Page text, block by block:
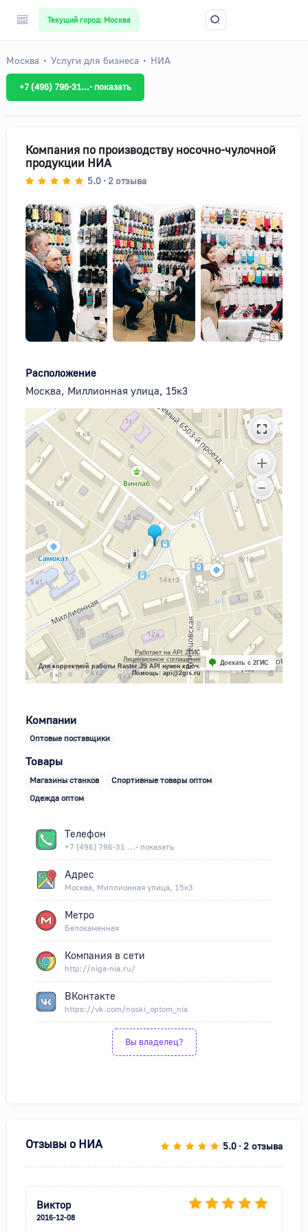
Текущий город: Москва
Москва Услуги для бизнеса НИА
+7 (496) 796-31...- показать
Компания по производству носочно-чулочной
продукции НИА
5.0 • 2отзыва
Расположение
Москва, Миллионная улица, 15к3
Работает на API 2ГИС
Лицензионное соглашение
Для корректной работы Raster JS API нужен ключ.
Помощь: api@2gis.ru
Доехать с 2ГИС
Компании
Оптовые поставщики
Товары
Магазины станков
Спортивные товары оптом
Одежда оптом
Телефон
+7 (496) 796-31 ...- показать
Адрес
Москва, Миллионная улица, 15к3
Метро
Белокаменная
Компания в сети
http://niga-nia.ru/
ВКонтакте
https://vk.com/noski_optom_nia
Вы владелец?
Отзывы о НИА 5.0 • 2 отзыва
Виктор
2016-12-08